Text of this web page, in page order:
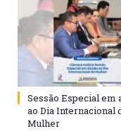
Sessão Especial em
ao Dia Internacional
Mulher